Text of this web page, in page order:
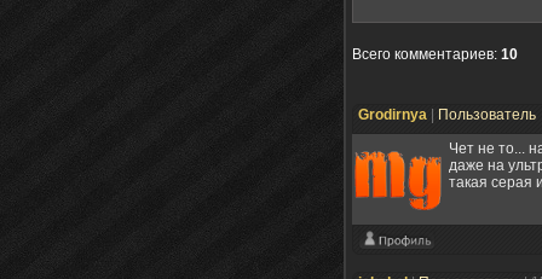
Всего комментариев: 10
Grodirnya Пользователь
Чет не то...
даже на
такая серая